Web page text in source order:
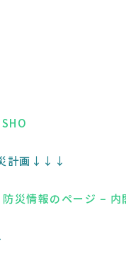
災計画↓↓↓
災情報のページ – 内